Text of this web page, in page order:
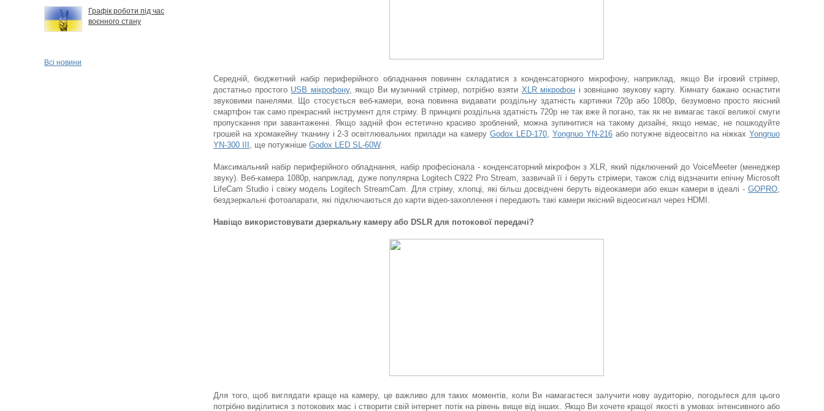
Графік роботи під час
воєнного стану
Всі новини
Середній, бюджетний набір периферійного обладнання повинен складатися з конденсаторного мікрофону, наприклад, якщо Ви ігровий стрімер,
достатньо простого USB мікрофону, якщо Ви музичний стрімер, потрібно взяти XLR мікрофон і зовнішню звукову карту. Кімнату бажано оснастити
звуковими панелями. Що стосується веб-камери, вона повинна видавати роздільну здатність картинки 720р або 1080р, безумовно просто якісний
смартфон так само прекрасний інструмент для стріму. В принципі роздільна здатність 720p не так вже й погано, так як не вимагає такої великої смуги
пропускання при завантаженні. Якщо задній фон естетично красиво зроблений, можна зупинитися на такому дизайні, якщо немає, не пошкодуйте
грошей на хромакейну тканину і 2-3 освітлювальних прилади на камеру Godox LED-170, Yongnuo YN-216або потужне відеосвітло на ніжкахYongnuo
YN-300 III , ще потужніше Godox LED SL-60W.
Максимальний набір периферійного обладнання, набір професіонала - конденсаторний мікрофон з XLR, який підключений до VoiceMeeter (менеджер
звуку). Веб-камера 1080р, наприклад, дуже популярна Logitech C922 Pro Stream, зазвичай її і беруть стрімери, також слід відзначити епічну Microsoft
LifeCam Studio і свіжу модель Logitech StreamCam. Для стріму, хлопці, які більш досвідчені беруть відеокамери або екшн камери в ідеалі - GOPRO,
бездзеркальні фотоапарати, які підключаються до карти відео-захоплення і передають такі камери якісний відеосигнал через HDMI.
Навіщо використовувати дзеркальну камеру або DSLR для потокової передачі?
Для того, щоб виглядати краще на камеру, це важливо для таких моментів, коли Ви намагаєтеся залучити нову аудиторію, погодьтеся для цього
потрібно виділитися з потокових мас і створити свій інтернет потік на рівень вище від інших. Якщо Ви хочете кращої якості в умовах інтенсивного або